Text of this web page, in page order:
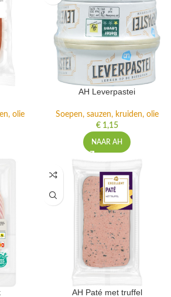
olie
AH Leverpastei
Soepen, sauzen, kruiden, olie
€1,15
NAAR AH
AH Paté met truffel